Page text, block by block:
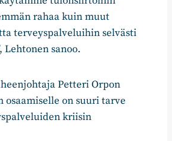
rahaa kuin muut
terveyspalveluihin selvästi
Lehtonen sanoo.
Petteri Orpon
osaamiselle on suuri tarve
kriisin